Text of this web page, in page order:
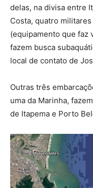
delas, na divisa entre
Costa, quatro
(equipamento que faz
fazem busca
local de contato de
Outras três
uma da Marinha,
de Itapema e Porto